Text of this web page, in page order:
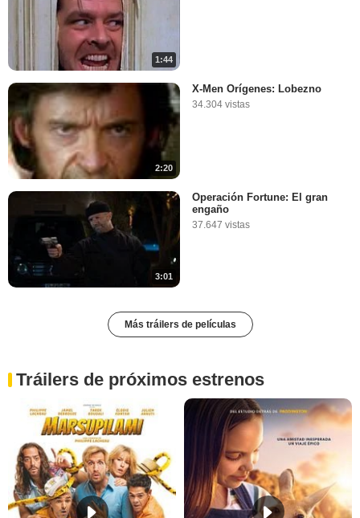
1:44
2:20
X-Men Orígenes: Lobezno
34.304 vistas
3:01
Operación Fortune: El gran
engaño
37.647 vistas
Más tráilers de películas
Tráilers de próximos estrenos